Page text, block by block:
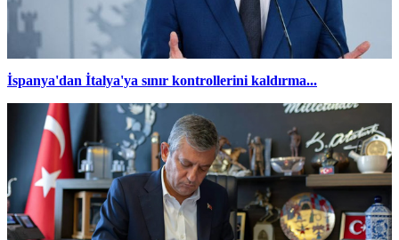
İspanya'dan İtalya'ya sınır kontrollerini kaldırma...